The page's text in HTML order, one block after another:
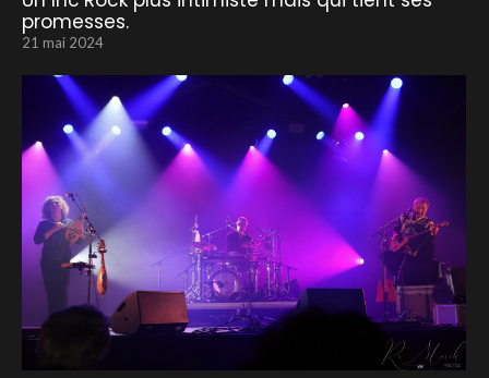
promesses.
21 mai 2024